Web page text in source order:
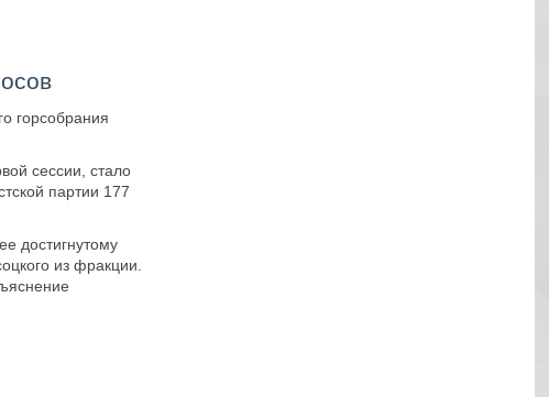
горсобрания
сессии, стало
партии 177
достигнутому
из фракции.